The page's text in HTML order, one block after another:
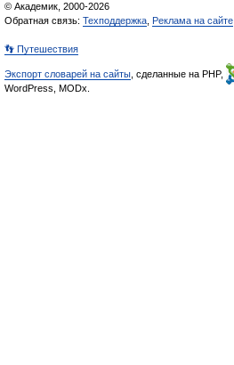
© Академик, 2000-2026
Обратная связь: Техподдержка Реклама на сайте
👣 Путешествия
Экспорт словарей на сайты , сделанные на PHP,
WordPress, MODx.